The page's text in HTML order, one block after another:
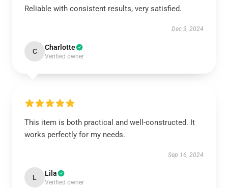
Reliable with consistent results, very satisfied.
Dec 3, 2024
C Charlotte
Verified owner
This item is both practical and well-constructed. It
works perfectly for my needs.
Sep 16, 2024
L Lila
Verified owner